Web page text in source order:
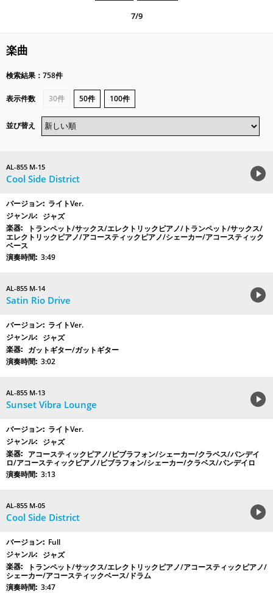
7/9
楽曲
検索結果：758件
表示件数 30件 50件 100件
並び替え
AL-855 M-15
Cool Side District
ライトVer.
ジャズ
トランペット/サックス/エレクトリックピアノ/トランペット/サックス/
エレクトリックピアノ/アコースティックピアノ/シェーカー/アコースティック
ベース
3:49
AL-855 M-14
Satin Rio Drive
ライトVer.
ジャズ
ガットギター/ガットギター
3:02
AL-855 M-13
Sunset Vibra Lounge
ライトVer.
ジャズ
アコースティックピアノ/ビブラフォン/シェーカー/クラベス/パンデイ
ロ/アコースティックピアノ/ビブラフォン/シェーカー/クラベス/パンデイロ
3:13
AL-855 M-05
Cool Side District
Full
ジャズ
トランペット/サックス/エレクトリックピアノ/アコースティックピアノ/
シェーカー/アコースティックベース/ドラム
3:47